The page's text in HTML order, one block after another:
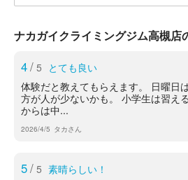
ナカガイクライミングジム高槻店
4/ 5 とても良い
体験だと教えてもらえます。 日曜日
方が人が少ないかも。 小学生は習え
からは中...
2026/4/5 タカさん
5/ 5 素晴らしい！